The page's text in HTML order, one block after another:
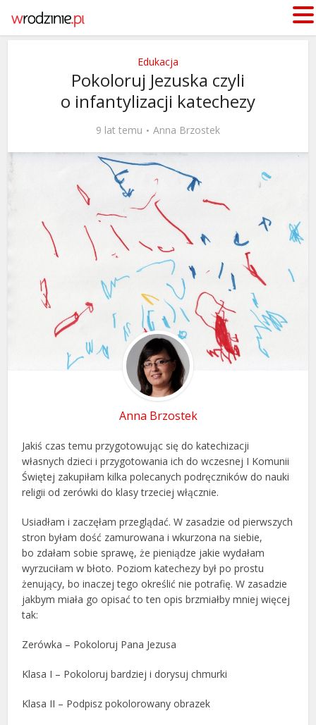
Edukacja
Pokoloruj Jezuska czyli
o infantylizacji katechezy
9 lat temu Anna Brzostek
Anna Brzostek
Jakiś czas temu przygotowując się do katechizacji
własnych dzieci i przygotowania ich do wczesnej I Komunii
Świętej zakupiłam kilka polecanych podręczników do nauki
religii od zerówki do klasy trzeciej włącznie.
Usiadłam i zaczęłam przeglądać. W zasadzie od pierwszych
stron byłam dość zamurowana i wkurzona na siebie,
bo zdałam sobie sprawę, że pieniądze jakie wydałam
wyrzuciłam w błoto. Poziom katechezy był po prostu
żenujący, bo inaczej tego określić nie potrafię. W zasadzie
jakbym miała go opisać to ten opis brzmiałby mniej więcej
tak:
Zerówka – Pokoloruj Pana Jezusa
Klasa I – Pokoloruj bardziej i dorysuj chmurki
Klasa II – Podpisz pokolorowany obrazek